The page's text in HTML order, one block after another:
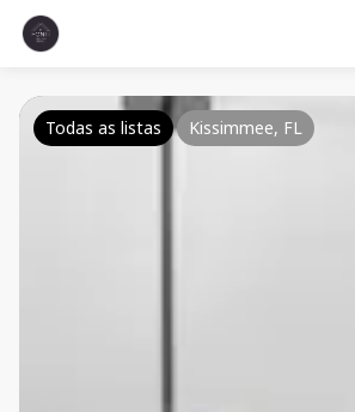
Todas as listas Kissimmee, FL